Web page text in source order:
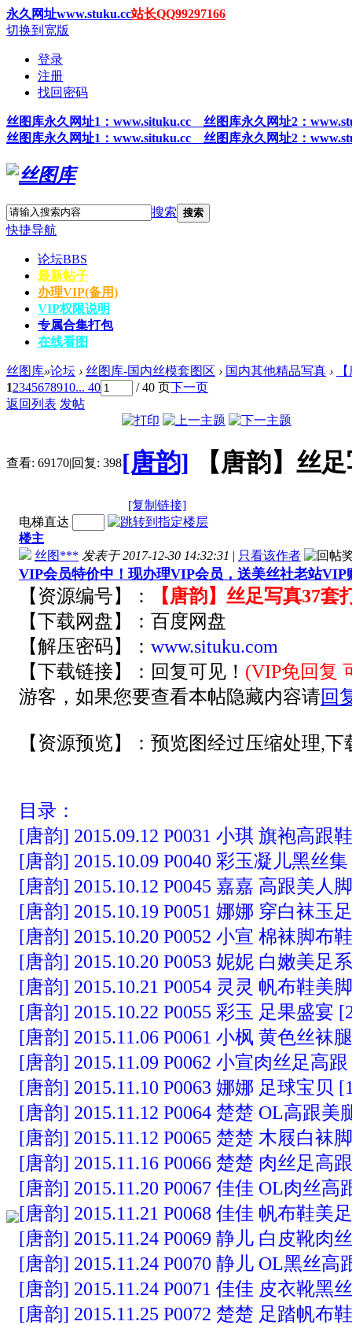
永久网址www.stuku.cc站长QQ99297166
切换到宽版
登录
注册
找回密码
丝图 库永久网址1 ：www.situku.cc 丝图库永久网址2：
丝图 库永久网址1 ：www.situku.cc 丝图库永久网址2：
搜索 搜索
快捷导航
论坛BBS
最新帖子
办理VIP(备用)
VIP权限说明
专属合集打包
在线看图
丝图库»论坛 › 丝图库-国内丝模套图区 › 国内其他精品写真 ›
12345678910... 40 / 40 页下一页
返回列表 发帖
查看: 69170|回复: 398[唐韵] 【唐韵】丝
[复制链接]
电梯直达
楼主
丝图*** 发表于 2017-12-30 14:32:31 | 只看该作者
VIP会员特价中！现办理VIP会员，送美丝社老站VIP
【资源编号】：
【唐韵】丝足写真37套
【下载网盘】：百度网盘
【解压密码】： www.situku.com
【下载链接】：回复可见！ (VIP免回复
游客，如果您要查看本帖隐藏内容请回
【资源预览】：预览图经过压缩处理,
目录：
[唐韵] 2015.09.12 P0031 小琪 旗袍高跟
[唐韵] 2015.10.09 P0040 彩玉凝儿黑丝
[唐韵] 2015.10.12 P0045 嘉嘉 高跟美人
[唐韵] 2015.10.19 P0051 娜娜 穿白袜玉
[唐韵] 2015.10.20 P0052 小宣 棉袜脚布
[唐韵] 2015.10.20 P0053 妮妮 白嫩美足
[唐韵] 2015.10.21 P0054 灵灵 帆布鞋美
[唐韵] 2015.10.22 P0055 彩玉 足果盛宴
[唐韵] 2015.11.06 P0061 小枫 黄色丝袜
[唐韵] 2015.11.09 P0062 小宣肉丝足高
[唐韵] 2015.11.10 P0063 娜娜 足球宝贝
[唐韵] 2015.11.12 P0064 楚楚 OL高跟美
[唐韵] 2015.11.12 P0065 楚楚 木屐白袜
[唐韵] 2015.11.16 P0066 楚楚 肉丝足高
[唐韵] 2015.11.20 P0067 佳佳 OL肉丝高
[唐韵] 2015.11.21 P0068 佳佳 帆布鞋美
[唐韵] 2015.11.24 P0069 静儿 白皮靴肉
[唐韵] 2015.11.24 P0070 静儿 OL黑丝高
[唐韵] 2015.11.24 P0071 佳佳 皮衣靴黑
[唐韵] 2015.11.25 P0072 楚楚 足踏帆布